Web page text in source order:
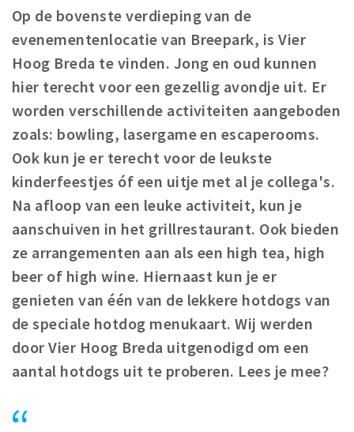
Health insurance
General practitioner and first aid
Q&A
Breda Student Shop
Spin the wheel!
LEISURE
SportS
Museums, theatres & stages
Trips & activities
Nature
Op de bovenste verdieping van de
evenementenlocatie van Breepark, is Vier
Hoog Breda te vinden. Jong en oud kunnen
hier terecht voor een gezellig avondje uit. Er
worden verschillende activiteiten aangeboden
zoals: bowling, lasergame en escaperooms.
Ook kun je er terecht voor de leukste
kinderfeestjes óf een uitje met al je collega's.
Na afloop van een leuke activiteit, kun je
aanschuiven in het grillrestaurant. Ook bieden
ze arrangementen aan als een high tea, high
beer of high wine. Hiernaast kun je er
genieten van één van de lekkere hotdogs van
de speciale hotdog menukaart. Wij werden
door Vier Hoog Breda uitgenodigd om een
aantal hotdogs uit te proberen. Lees je mee?